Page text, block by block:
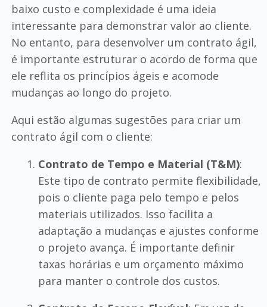
baixo custo e complexidade é uma ideia
interessante para demonstrar valor ao cliente.
No entanto, para desenvolver um contrato ágil,
é importante estruturar o acordo de forma que
ele reflita os princípios ágeis e acomode
mudanças ao longo do projeto.
Aqui estão algumas sugestões para criar um
contrato ágil com o cliente:
Contrato de Tempo e Material (T&M):
Este tipo de contrato permite flexibilidade,
pois o cliente paga pelo tempo e pelos
materiais utilizados. Isso facilita a
adaptação a mudanças e ajustes conforme
o projeto avança. É importante definir
taxas horárias e um orçamento máximo
para manter o controle dos custos.